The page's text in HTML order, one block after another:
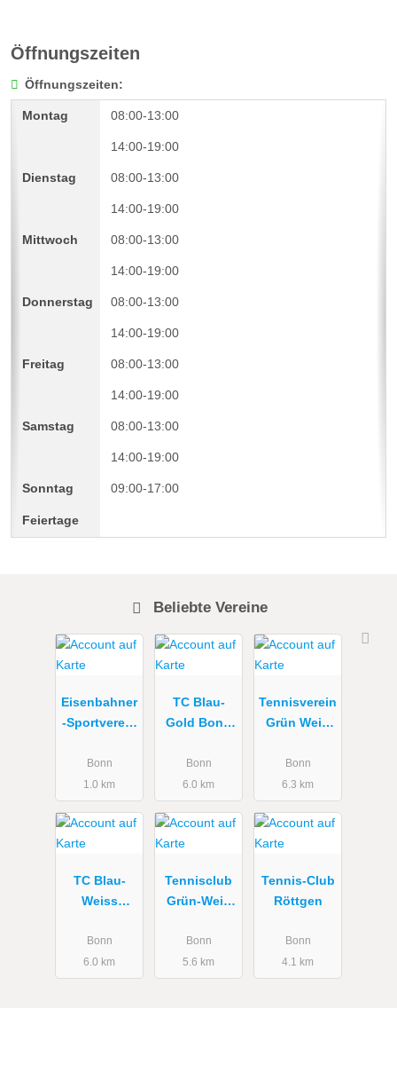
Öffnungszeiten
Öffnungszeiten:
08:00-13:00
14:00-19:00
08:00-13:00
14:00-19:00
08:00-13:00
14:00-19:00
08:00-13:00
14:00-19:00
08:00-13:00
14:00-19:00
08:00-13:00
14:00-19:00
09:00-17:00
Beliebte Vereine
Eisenbahner
-Sportverein
Bonn e.V.
Bonn
1.0 km
TC Blau-
Gold Bonn
Bonn
6.0 km
Tennisverein
Grün Weiß
e.V.
Bonn
6.3 km
TC Blau-
Weiss
Bonn
6.0 km
Tennisclub
Grün-Weiß
Bonn
5.6 km
Tennis-Club
Röttgen
Bonn
4.1 km